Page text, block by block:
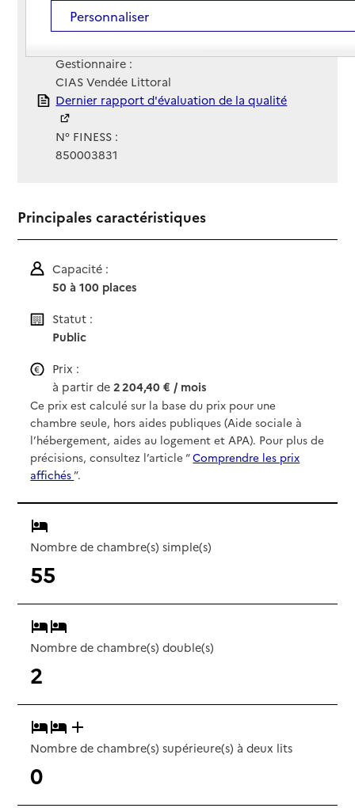
02 51 30 70 19
Contact
Contact
Gestionnaire :
CIAS Vendée Littoral
Rapport HAS
Dernier rapport d'évaluation de la qualité
N° FINESS :
850003831
Principales caractéristiques
Capacité :
50 à 100 places
Statut :
Public
Prix :
à partir de2 204,40 € / mois
Ce prix est calculé sur la base du prix pour une
chambre seule, hors aides publiques (Aide sociale à
l’hébergement, aides au logement et APA). Pour plus de
précisions, consultez l’article “Comprendre les prix
affichés”.
Nombre de chambre(s) simple(s)
55
Nombre de chambre(s) double(s)
2
Nombre de chambre(s) supérieure(s) à deux lits
0
Personnaliser